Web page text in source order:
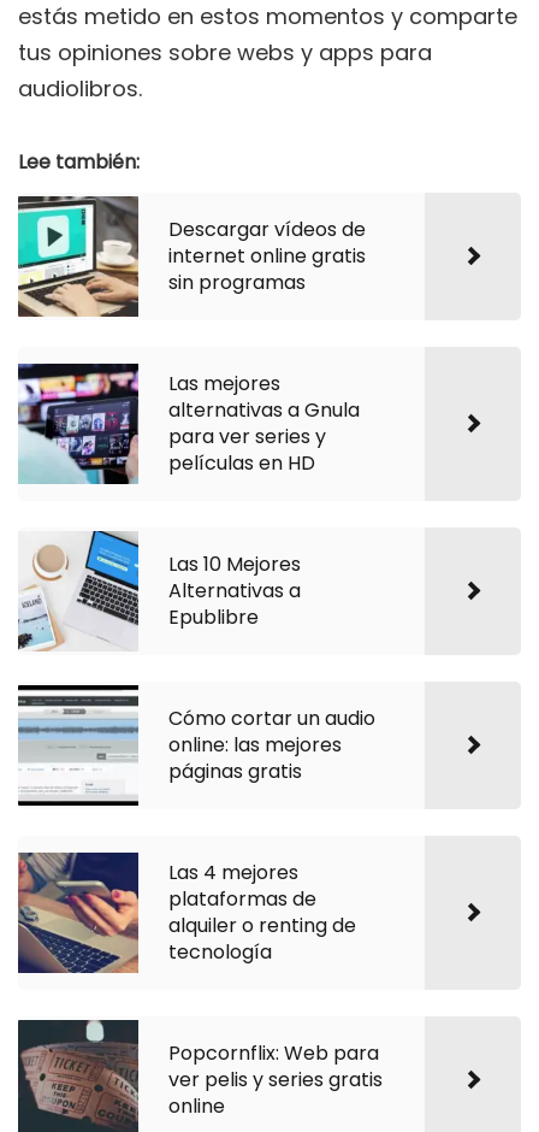
estás metido en estos momentos y comparte
tus opiniones sobre webs y apps para
audiolibros.
Lee también:
Descargar vídeos de
internet online gratis
sin programas
Las mejores
alternativas a Gnula
para ver series y
películas en HD
Las 10 Mejores
Alternativas a
Epublibre
Cómo cortar un audio
online: las mejores
páginas gratis
Las 4 mejores
plataformas de
alquiler o renting de
tecnología
Popcornflix: Web para
ver pelis y series gratis
online